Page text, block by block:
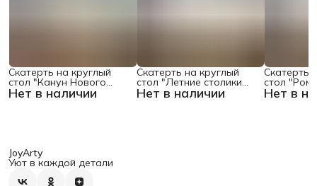
Нет в наличии
Скатерть на круглый
стол "Канун Нового
Года", 150х150 , серия Нет в наличии
Скатерть на круглый
стол "Летние столики
кафе", 150х150 Нет в
Скатерть
стол
поляне",
JoyArty
Уют в каждой детали